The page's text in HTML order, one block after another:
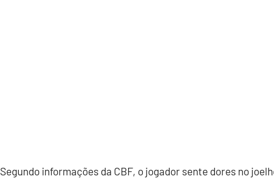
Segundo informações da CBF, o jogador sente dores no